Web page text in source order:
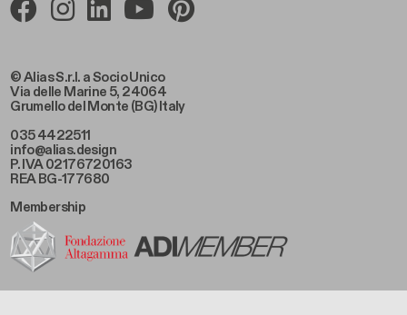
© Alias S.r.l. a Socio Unico
Via delle Marine 5, 24064
Grumello del Monte (BG) Italy
035 4422511
info@alias.design
P. IVA 02176720163
REA BG-177680
Membership